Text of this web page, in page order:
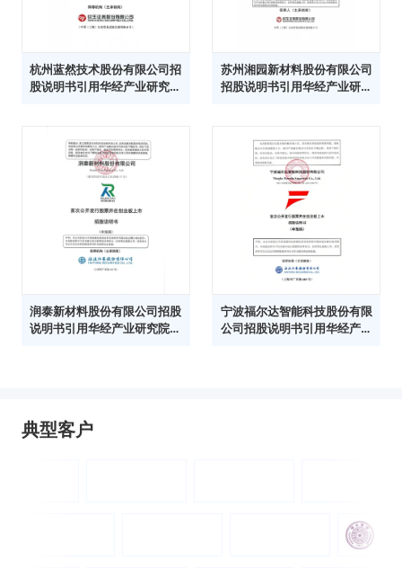
杭州蓝然技术股份有限公司招
股说明书引用华经产业研究院
苏州湘园新材料股份有限公司
招股说明书引用华经产业研究
润泰新材料股份有限公司招股
说明书引用华经产业研究院数
宁波福尔达智能科技股份有限
公司招股说明书引用华经产业
典型客户